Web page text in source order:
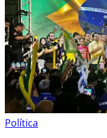
Política